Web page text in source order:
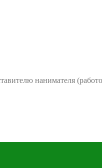
нанимателя